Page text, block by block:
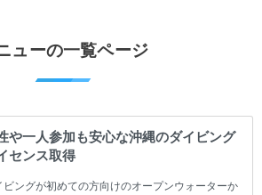
ューの一覧ページ
や一人参加も安心な沖縄のダイビング
センス取得
ビングが初めての方向けのオープンウォーターか